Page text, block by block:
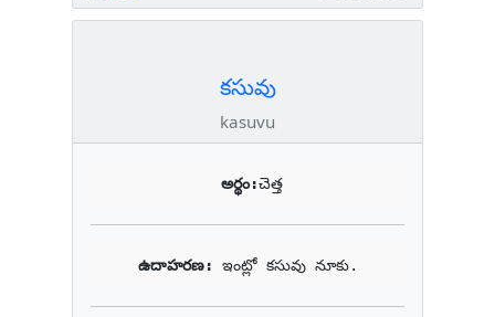
కసువు
kasuvu
అర్థం:చెత్త
ఉదాహరణ: ఇంట్లో కసువు నూకు.